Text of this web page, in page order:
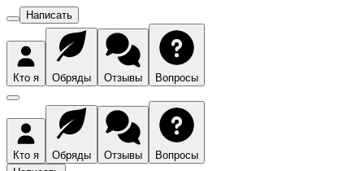
Написать
Кто я Обряды Отзывы Вопросы
Кто я Обряды Отзывы
Вопросы